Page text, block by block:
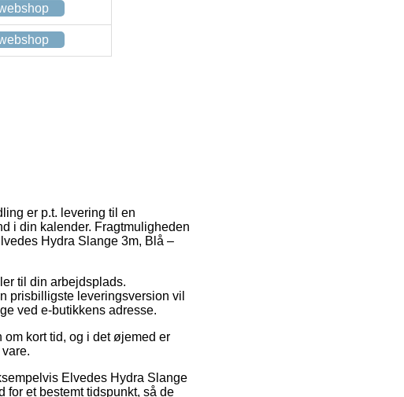
er p.t. levering til en
i din kalender. Fragtmuligheden
Hydra Slange 3m, Blå –
til din arbejdsplads.
prisbilligste leveringsversion vil
ved e-butikkens adresse.
kort tid, og i det øjemed er
Elvedes Hydra Slange
for et bestemt tidspunkt, så de